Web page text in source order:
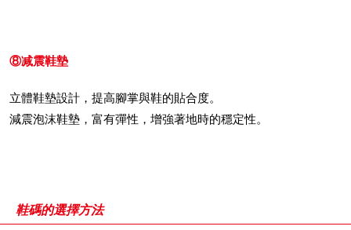
⑧减震鞋墊
立體鞋墊設計，提高腳掌與鞋的貼合度。
減震泡沫鞋墊，富有彈性，增強著地時的穩定性。
鞋碼的選擇方法